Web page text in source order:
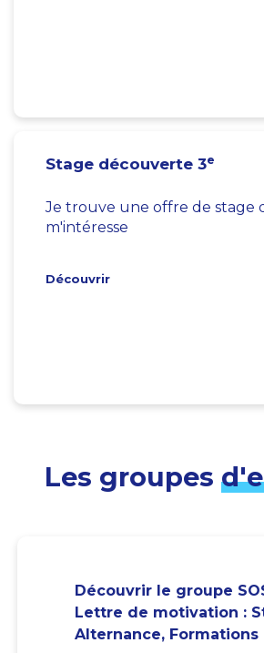
Stage découverte 3e
Je trouve une offre de stage
m'intéresse
Découvrir
Les groupes
Découvrir le groupe
Lettre de motivation :
Alternance, Formations